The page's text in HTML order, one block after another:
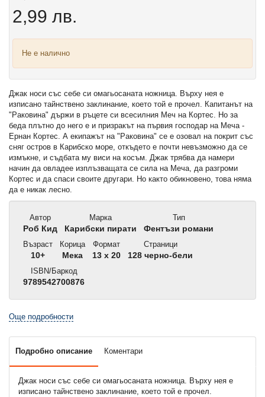
2,99 лв.
Не е налично
Джак носи със себе си омагьосаната ножница. Върху нея е
изписано тайнствено заклинание, което той е прочел. Капитанът на
"Раковина" държи в ръцете си всесилния Меч на Кортес. Но за
беда плътно до него е и призракът на първия господар на Меча -
Ернан Кортес. А екипажът на "Раковина" се е озовал на покрит със
сняг остров в Карибско море, откъдето е почти невъзможно да се
измъкне, и съдбата му виси на косъм. Джак трябва да намери
начин да овладее изплъзващата се сила на Меча, да разгроми
Кортес и да спаси своите другари. Но както обикновено, това няма
да е никак лесно.
Автор
Роб Кид
Марка
Карибски пирати
Тип
Фентъзи романи
Възраст
10+
Корица
Мека
Формат
13 x 20
Страници
128 черно-бели
ISBN/Баркод
9789542700876
Още подробности
Подробно описание Коментари
Джак носи със себе си омагьосаната ножница. Върху нея е
изписано тайнствено заклинание, което той е прочел.